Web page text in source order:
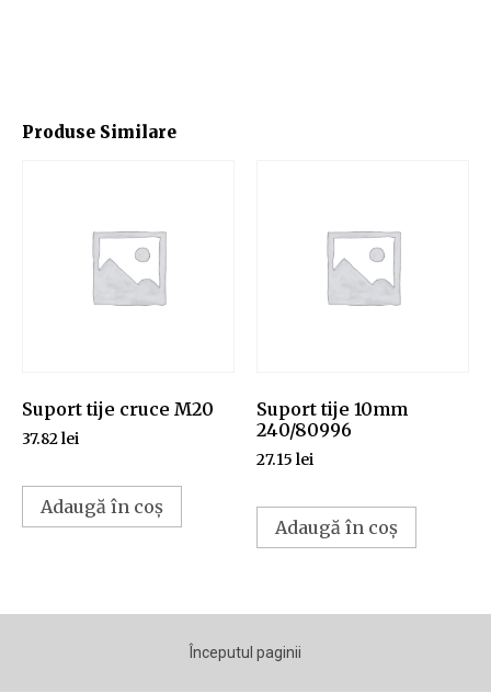
Produse Similare
Suport tije cruce M20
37.82lei
Adaugă în coș
Suport tije 10mm
240/80996
27.15 lei
Adaugă în coș
Începutul paginii